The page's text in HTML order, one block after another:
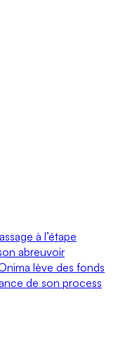
à l’étape
abreuvoir
lève des fonds
de son process